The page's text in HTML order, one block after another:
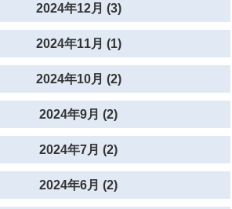
2024年12月 (3)
2024年11月 (1)
2024年10月 (2)
2024年9月 (2)
2024年7月 (2)
2024年6月 (2)